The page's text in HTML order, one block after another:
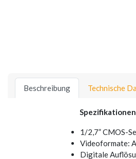
Beschreibung Technische
1/2,7” CMOS-
Videoformate:
Digitale